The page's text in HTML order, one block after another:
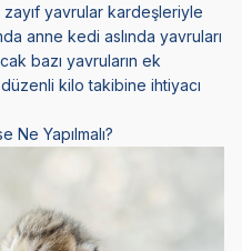
yavrular kardeşleriyle
anne kedi aslında yavruları
bazı yavruların ek
kilo takibine ihtiyacı
Ne Yapılmalı?